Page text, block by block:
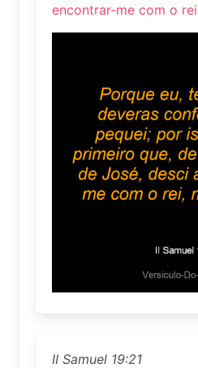
encontrar-me com o
II Samuel 19:21